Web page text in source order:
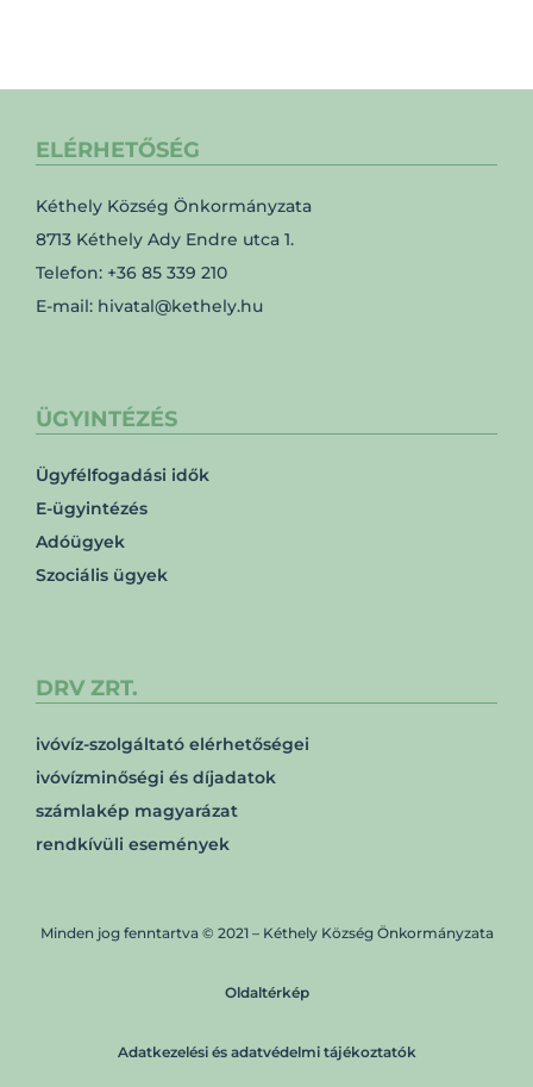
ELÉRHETŐSÉG
Kéthely Község Önkormányzata
8713 Kéthely Ady Endre utca 1.
Telefon: +36 85 339 210
E-mail: hivatal@kethely.hu
ÜGYINTÉZÉS
Ügyfélfogadási idők
E-ügyintézés
Adóügyek
Szociális ügyek
DRV ZRT.
ivóvíz-szolgáltató elérhetőségei
ivóvízminőségi és díjadatok
számlakép magyarázat
rendkívüli események
Minden jog fenntartva © 2021 – Kéthely Község Önkormányzata
Oldaltérkép
Adatkezelési és adatvédelmi tájékoztatók